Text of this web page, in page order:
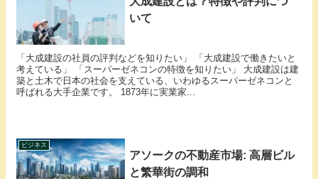
いて
「大成建設の社員の評判などを知りたい」 「大成建設で働きたいと
考えている」 「スーパーゼネコンの特徴を知りたい」 大成建設は建
築と土木で日本の社会を支えている、いわゆるスーパーゼネコンと
呼ばれる大手企業です。 1873年に実業家...
ビジネス
アソークの不動産市場: 高層ビル
と繁華街の調和